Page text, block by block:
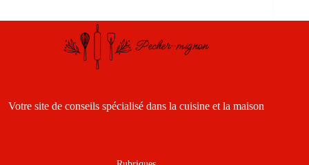
Votre site de conseils spécialisé dans la cuisine et la maison